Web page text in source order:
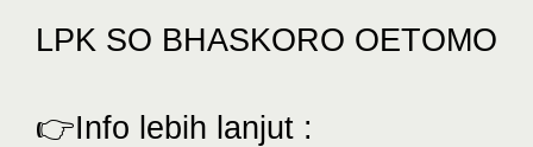
LPK SO BHASKORO OETOMO
👉Info lebih lanjut :